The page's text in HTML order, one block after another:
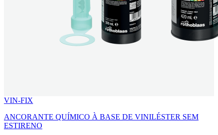
VIN-FIX
ANCORANTE QUÍMICO À BASE DE VINILÉSTER SEM
ESTIRENO